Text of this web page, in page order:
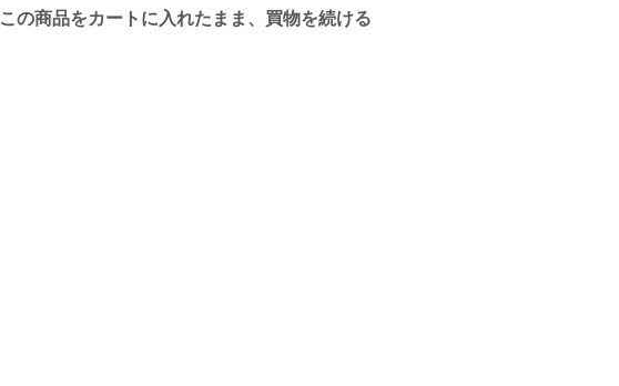
この商品をカートに入れたまま、買物を続ける